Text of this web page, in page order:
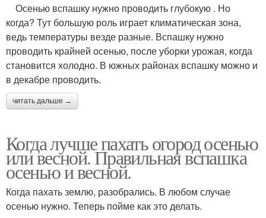
Осенью вспашку нужно проводить глубокую . Но
когда? Тут большую роль играет климатическая зона,
ведь температуры везде разные. Вспашку нужно
проводить крайней осенью, после уборки урожая, когда
становится холодно. В южных районах вспашку можно и
в декабре проводить.
читать дальше →
Когда лучше пахать огород осенью
или весной. Правильная вспашка
осенью и весной.
Когда пахать землю, разобрались. В любом случае
осенью нужно. Теперь пойме как это делать.